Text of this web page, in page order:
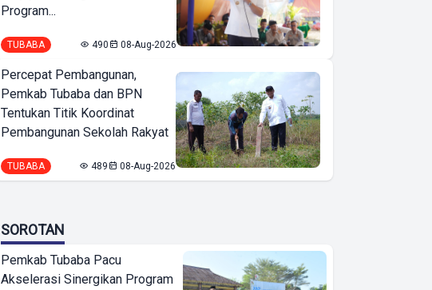
Program...
TUBABA 490 08-Aug-2026
Percepat Pembangunan,
Pemkab Tubaba dan BPN
Tentukan Titik Koordinat
Pembangunan Sekolah Rakyat
TUBABA 489 08-Aug-2026
SOROTAN
Pemkab Tubaba Pacu
Akselerasi Sinergikan Program